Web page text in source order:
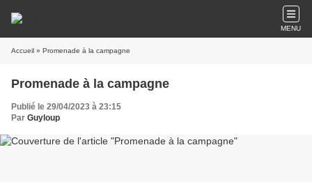
MENU
Accueil » Promenade à la campagne
Promenade à la campagne
Publié le 29/04/2023 à 23:15
Par Guyloup